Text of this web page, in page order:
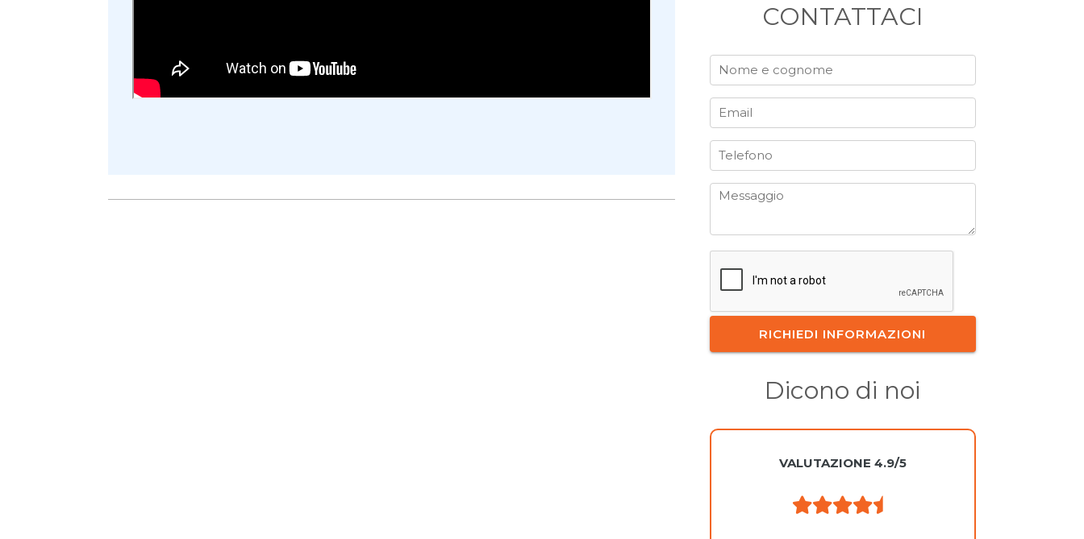
CONTATTACI
Dicono di noi
VALUTAZIONE 4.9/5